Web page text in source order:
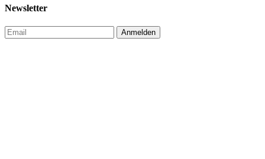
Newsletter
Anmelden